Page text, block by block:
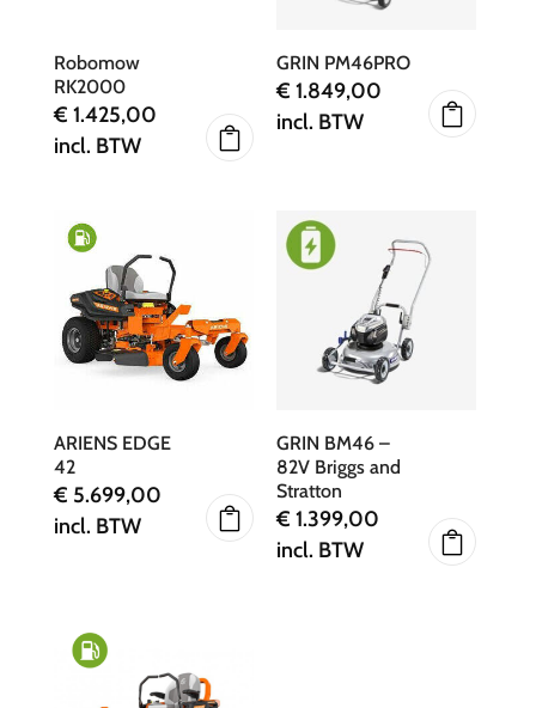
Robomow
RK2000
€ 1.425,00
incl. BTW
GRIN PM46PRO
€ 1.849,00
incl. BTW
ARIENS EDGE
42
€ 5.699,00
incl. BTW
GRIN BM46 –
82V Briggs and
Stratton
€ 1.399,00
incl. BTW